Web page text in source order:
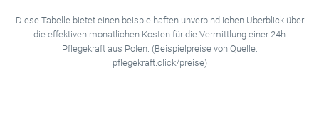
Diese Tabelle bietet einen beispielhaften unverbindlichen Überblick über
die effektiven monatlichen Kosten für die Vermittlung einer 24h
Pflegekraft aus Polen. (Beispielpreise von Quelle:
pflegekraft.click/preise)